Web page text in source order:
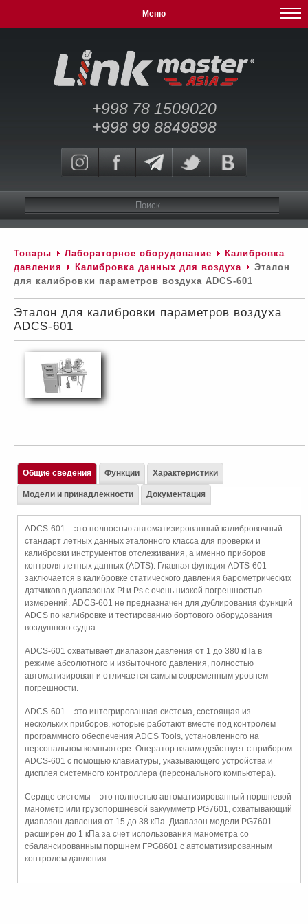
Меню
+998 78 1509020
+998 99 8849898
Товары Лабораторное оборудование
Калибровка
давления
Калибровка данных для воздуха
Эталон
для калибровки параметров воздуха ADCS-601
Эталон для калибровки параметров воздуха
ADCS-601
Общие сведения
ADCS-601 – это полностью автоматизированный калибровочный
стандарт летных данных эталонного класса для проверки и
калибровки инструментов отслеживания, а именно приборов
контроля летных данных (ADTS). Главная функция ADTS-601
заключается в калибровке статического давления барометрических
датчиков в диапазонах Pt и Ps с очень низкой погрешностью
измерений. ADCS-601 не предназначен для дублирования функций
ADCS по калибровке и тестированию бортового оборудования
воздушного судна.
ADCS-601 охватывает диапазон давления от 1 до 380 кПа в
режиме абсолютного и избыточного давления, полностью
автоматизирован и отличается самым современным уровнем
погрешности.
ADCS-601 – это интегрированная система, состоящая из
нескольких приборов, которые работают вместе под контролем
программного обеспечения ADCS Tools, установленного на
персональном компьютере. Оператор взаимодействует с прибором
ADCS-601 с помощью клавиатуры, указывающего устройства и
дисплея системного контроллера (персонального компьютера).
Сердце системы – это полностью автоматизированный поршневой
манометр или грузопоршневой вакуумметр PG7601, охватывающий
диапазон давления от 15 до 38 кПа. Диапазон модели PG7601
расширен до 1 кПа за счет использования манометра со
сбалансированным поршнем FPG8601 с автоматизированным
контролем давления.
Функции Характеристики
Модели и принадлежности Документация